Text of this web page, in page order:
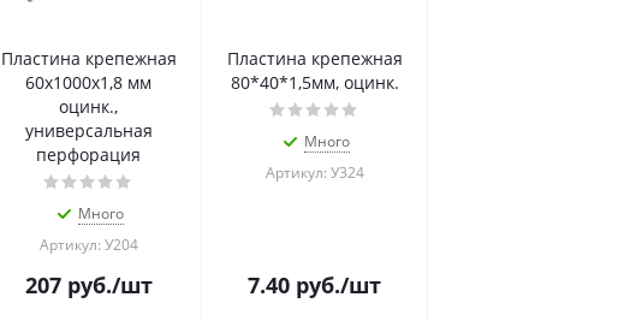
Пластина крепежная
60х1000х1,8 мм
оцинк.,
универсальная
перфорация
Много
Артикул: У204
207руб./шт
Пластина крепежная
80*40*1,5мм, оцинк.
Много
Артикул: У324
7.40 руб./шт